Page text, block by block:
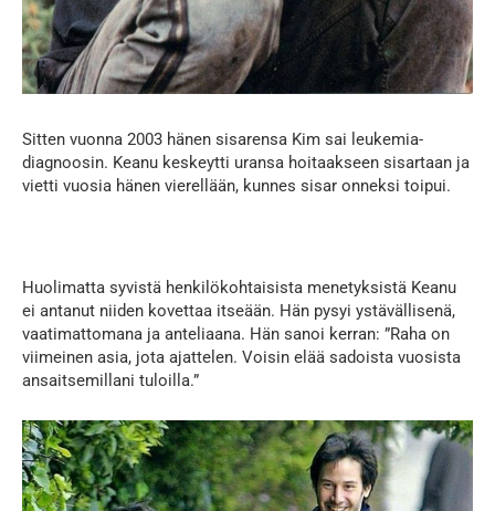
Sitten vuonna 2003 hänen sisarensa Kim sai leukemia-
diagnoosin. Keanu keskeytti uransa hoitaakseen sisartaan ja
vietti vuosia hänen vierellään, kunnes sisar onneksi toipui.
Huolimatta syvistä henkilökohtaisista menetyksistä Keanu
ei antanut niiden kovettaa itseään. Hän pysyi ystävällisenä,
vaatimattomana ja anteliaana. Hän sanoi kerran: ”Raha on
viimeinen asia, jota ajattelen. Voisin elää sadoista vuosista
ansaitsemillani tuloilla.”